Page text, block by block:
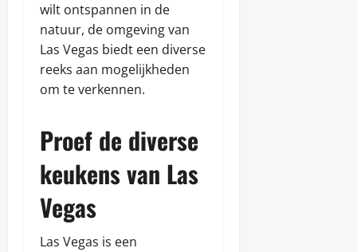
wilt ontspannen in de
natuur, de omgeving van
Las Vegas biedt een diverse
reeks aan mogelijkheden
om te verkennen.
Proef de diverse
keukens van Las
Vegas
Las Vegas is een